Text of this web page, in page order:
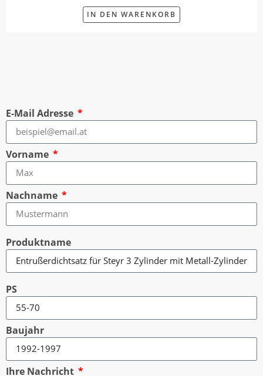
IN DEN WARENKORB
E-Mail Adresse
Vorname
Nachname
Produktname
PS
Baujahr
Ihre Nachricht